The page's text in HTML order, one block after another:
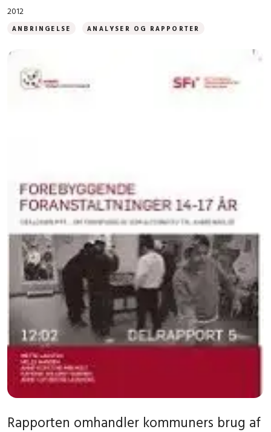
2012
ANBRINGELSE ANALYSER OG RAPPORTER
Rapporten omhandler kommuners brug af